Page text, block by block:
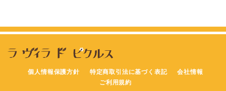
個人情報保護方針 特定商取引法に基づく表記
会社情報
ご利用規約